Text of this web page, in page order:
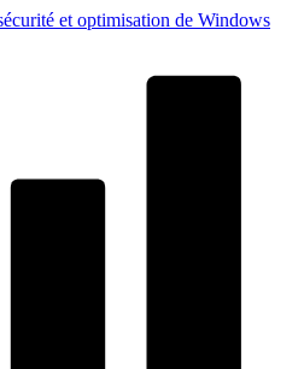
et optimisation de Windows